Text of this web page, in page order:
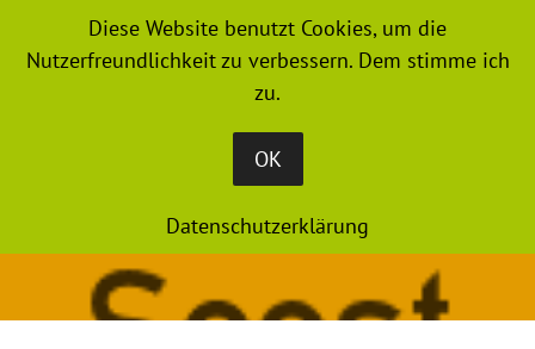
Diese Website benutzt Cookies, um die
Nutzerfreundlichkeit zu verbessern. Dem stimme ich
zu.
OK
Datenschutzerklärung